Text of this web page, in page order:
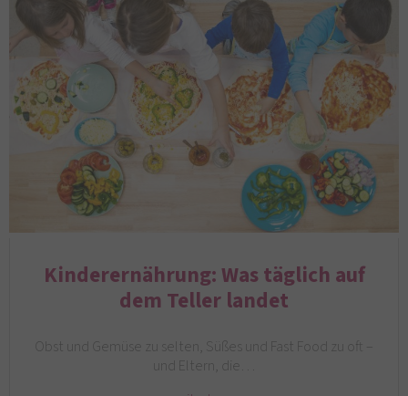
Kinderernährung: Was täglich auf
dem Teller landet
Obst und Gemüse zu selten, Süßes und Fast Food zu oft –
und Eltern, die…